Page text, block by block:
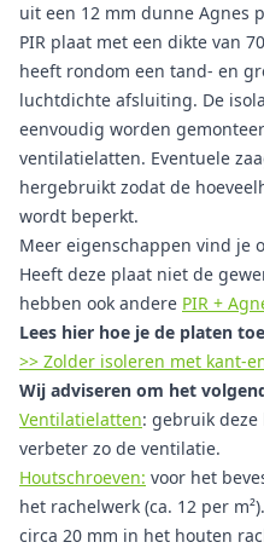
uit een 12 mm dunne Agnes
PIR plaat met een dikte van
heeft rondom een tand- en
luchtdichte afsluiting. De
eenvoudig worden
ventilatielatten. Eventuele
hergebruikt zodat de
wordt beperkt.
Meer eigenschappen vind je
Heeft deze plaat niet de
hebben ook andere PIR +
Lees hier hoe je de platen
>> Zolder isoleren met kant-
Wij adviseren om het
Ventilatielatten: gebruik
verbeter zo de ventilatie.
Houtschroeven: voor het
het rachelwerk (ca. 12 per
circa 20 mm in het houten